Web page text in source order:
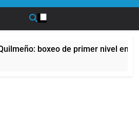
boxeo de primer nivel en la